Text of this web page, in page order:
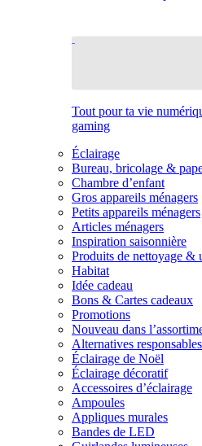
Tout pour ta vie
gaming
Éclairage
Bureau, bricolage &
Chambre d’enfant
Gros appareils ménagers
Petits appareils ménagers
Articles ménagers
Inspiration saisonnière
Produits de nettoyage &
Habitat
Idée cadeau
Bons & Cartes cadeaux
Promotions
Nouveau dans
Alternatives responsables
Éclairage de Noël
Éclairage décoratif
Accessoires d’éclairage
Ampoules
Appliques murales
Bandes de LED